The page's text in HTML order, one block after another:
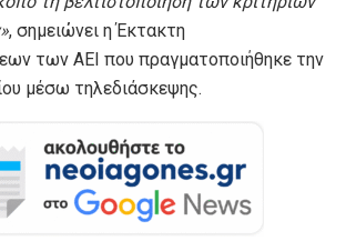
, σημειώνει η Έκτακτη
των ΑΕΙ που πραγματοποιήθηκε την
μέσω τηλεδιάσκεψης.